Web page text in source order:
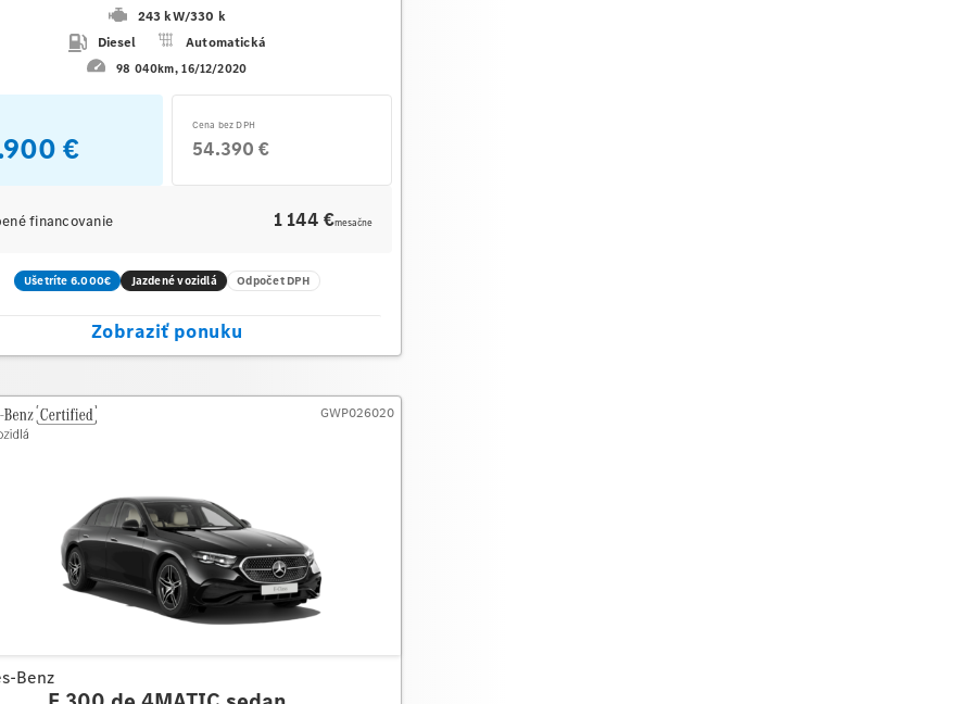
243 kW/330 k
Diesel
Automatická
98 040km 16/12/2020
€
Cena bez DPH
54.390 €
financovanie 1 144 €mesačne
Ušetríte 6.000€ Jazdené vozidlá Odpočet DPH
Zobraziť ponuku
Benz
GWP026020